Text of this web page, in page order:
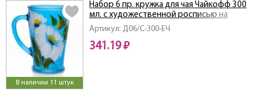
В наличии 11 штук
Артикул: Д06/С-300-ЕЧ
Набор 6 пр. кружка для чая Чайкофф 300
мл. с художественной росписью на
крашеном стекле (синий)
341.19 ₽